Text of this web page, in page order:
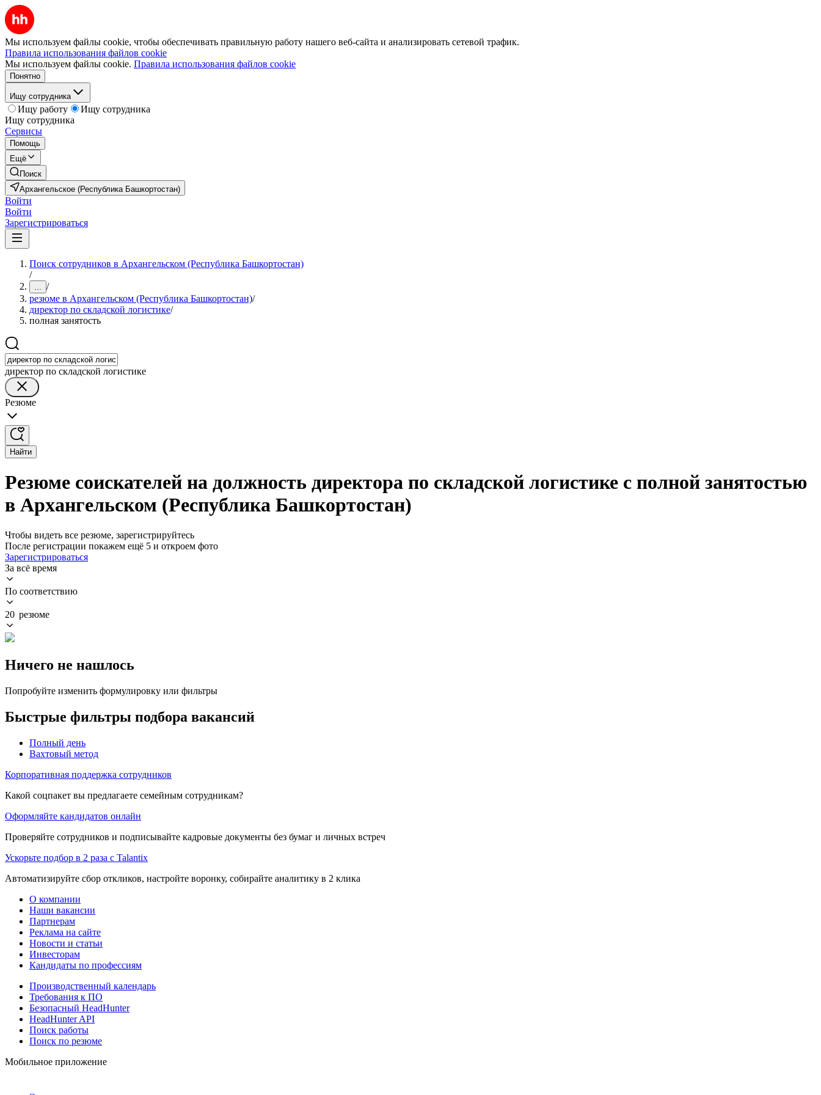
Мы используем файлы cookie, чтобы обеспечивать правильную работу нашего веб-сайта и анализировать сетевой трафик.
Правила использования файлов cookie
Мы используем файлы cookie. Правила использования файлов cookie
Понятно
Ищу сотрудника
Ищу работу
Ищу сотрудника
Ищу сотрудника
Сервисы
Помощь
Ещё
Поиск
Архангельское (Республика Башкортостан)
Войти
Войти
Зарегистрироваться
Поиск сотрудников в Архангельском (Республика Башкортостан)
/
... /
резюме в Архангельском (Республика Башкортостан)/
директор по складской логистике/
полная занятость
директор по складской логистике
Резюме
Найти
Резюме соискателей на должность директора по складской логистике с полной занятостью
в Архангельском (Республика Башкортостан)
Чтобы видеть все резюме, зарегистрируйтесь
После регистрации покажем ещё 5 и откроем фото
Зарегистрироваться
За всё время
По соответствию
20 резюме
Ничего не нашлось
Попробуйте изменить формулировку или фильтры
Быстрые фильтры подбора вакансий
Полный день
Вахтовый метод
Корпоративная поддержка сотрудников
Какой соцпакет вы предлагаете семейным сотрудникам?
Оформляйте кандидатов онлайн
Проверяйте сотрудников и подписывайте кадровые документы без бумаг и личных встреч
Ускорьте подбор в 2 раза с Talantix
Автоматизируйте сбор откликов, настройте воронку, собирайте аналитику в 2 клика
О компании
Наши вакансии
Партнерам
Реклама на сайте
Новости и статьи
Инвесторам
Кандидаты по профессиям
Производственный календарь
Требования к ПО
Безопасный HeadHunter
HeadHunter API
Поиск работы
Поиск по резюме
Мобильное приложение